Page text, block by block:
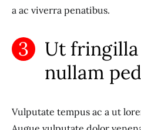
a ac viverra penatibus.
Ut
nullam
Vulputate tempus ac a ut